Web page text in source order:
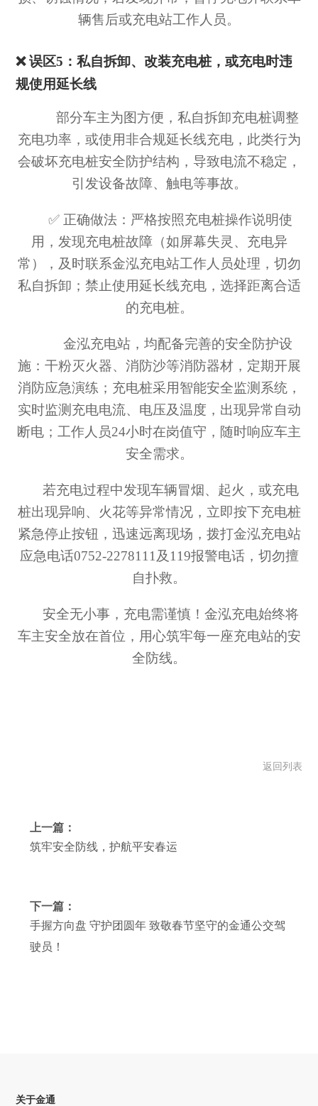
辆售后或充电站工作人员。
❌ 误区5：私自拆卸、改装充电桩，或充电时违
规使用延长线
部分车主为图方便，私自拆卸充电桩调整
充电功率，或使用非合规延长线充电，此类行为
会破坏充电桩安全防护结构，导致电流不稳定，
引发设备故障、触电等事故。
✅ 正确做法：严格按照充电桩操作说明使
用，发现充电桩故障（如屏幕失灵、充电异
常），及时联系金泓充电站工作人员处理，切勿
私自拆卸；禁止使用延长线充电，选择距离合适
的充电桩。
金泓充电站，均配备完善的安全防护设
施：干粉灭火器、消防沙等消防器材，定期开展
消防应急演练；充电桩采用智能安全监测系统，
实时监测充电电流、电压及温度，出现异常自动
断电；工作人员24小时在岗值守，随时响应车主
安全需求。
若充电过程中发现车辆冒烟、起火，或充电
桩出现异响、火花等异常情况，立即按下充电桩
紧急停止按钮，迅速远离现场，拨打金泓充电站
应急电话0752-2278111及119报警电话，切勿擅
自扑救。
安全无小事，充电需谨慎！金泓充电始终将
车主安全放在首位，用心筑牢每一座充电站的安
全防线。
返回列表
上一篇：
筑牢安全防线，护航平安春运
下一篇：
手握方向盘 守护团圆年 致敬春节坚守的金通公交驾
驶员！
关于金通